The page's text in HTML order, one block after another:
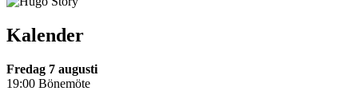
Kalender
Fredag 7 augusti
19:00 Bönemöte